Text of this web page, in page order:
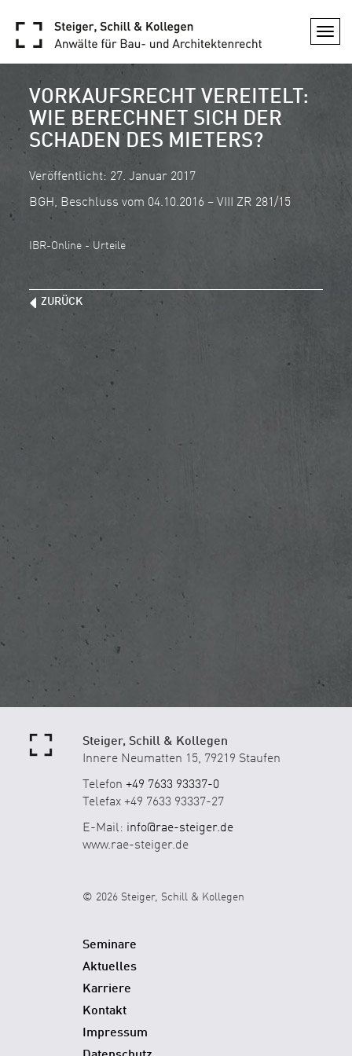
VORKAUFSRECHT VEREITELT:
WIE BERECHNET SICH DER
SCHADEN DES MIETERS?
Veröffentlicht: 27. Januar 2017
BGH, Beschluss vom 04.10.2016 – VIII ZR 281/15
IBR-Online - Urteile
ZURÜCK
Steiger, Schill & Kollegen
Innere Neumatten 15, 79219 Staufen
Telefon +49 7633 93337-0
Telefax +49 7633 93337-27
E-Mail: info@rae-steiger.de
www.rae-steiger.de
© 2026 Steiger, Schill & Kollegen
Seminare
Aktuelles
Karriere
Kontakt
Impressum